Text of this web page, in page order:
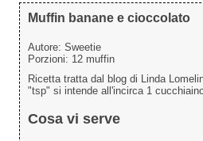
Muffin banane e cioccolato
Autore: Sweetie
Porzioni: 12 muffin
Ricetta tratta dal blog di Linda
"tsp" si intende all'incirca 1
Cosa vi serve